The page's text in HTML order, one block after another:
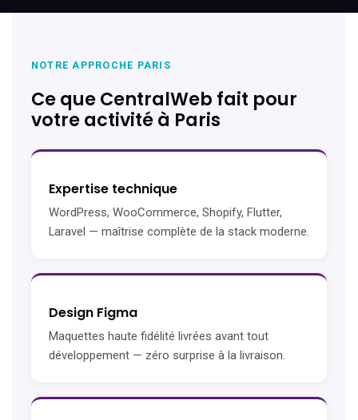
NOTRE APPROCHE PARIS
Ce que CentralWeb fait pour
votre activité à Paris
Expertise technique
WordPress, WooCommerce, Shopify, Flutter,
Laravel — maîtrise complète de la stack moderne.
Design Figma
Maquettes haute fidélité livrées avant tout
développement — zéro surprise à la livraison.